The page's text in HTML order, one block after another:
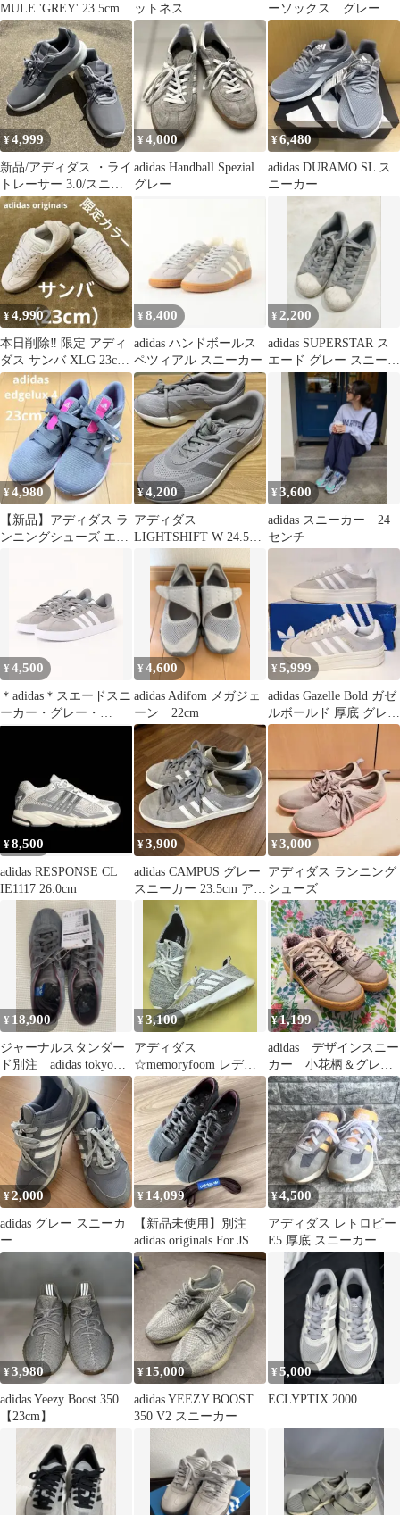
MULE 'GREY' 23.5cm
ットネス
PROBOUNCE2018 22.5
ーソックス グレー
25.0cm 箱付き
¥4,999
新品/アディダス ・ライ
トレーサー 3.0/スニー
カー・23.5cm・グレー
¥4,000
adidas Handball Spezial
グレー
¥6,480
adidas DURAMO SL ス
ニーカー
¥4,990
本日削除‼️ 限定 アディ
ダス サンバ XLG 23cm
グレー 即購入OK 厚底
¥8,400
adidas ハンドボールス
ペツィアル スニーカー
¥2,200
adidas SUPERSTAR ス
エード グレー スニーカ
¥4,980
【新品】アディダス ラ
ンニングシューズ エッ
¥4,200
アディダス
LIGHTSHIFT W 24.5cm
¥3,600
adidas スニーカー 24
センチ
¥4,500
＊adidas＊スエードスニ
ーカー・グレー・
24.5cm＊
¥4,600
adidas Adifom メガジェ
ーン 22cm
¥5,999
adidas Gazelle Bold ガゼ
ルボールド 厚底 グレー
23.5
¥8,500
adidas RESPONSE CL
IE1117 26.0cm
¥3,900
adidas CAMPUS グレー
スニーカー 23.5cm アデ
¥3,000
アディダス ランニング
シューズ
¥ 18,900
ジャーナルスタンダー
ド別注 adidas tokyo
24cm
¥3,100
アディダス
☆memoryfoom レディ
ーススニーカー
23.5ⅽⅿ
¥1,199
adidas デザインスニー
カー 小花柄＆グレ
ー 23.5cm おまけバ
ッグ付き
¥2,000
adidas グレー スニーカ
ー
¥ 14,099
【新品未使用】別注
adidas originals For JS
TOKYO
¥4,500
アディダス レトロピー
E5 厚底 スニーカー
22.5cm 【即日発送】
¥3,980
adidas Yeezy Boost 350
【23cm】
¥ 15,000
adidas YEEZY BOOST
350 V2 スニーカー
¥5,000
ECLYPTIX 2000